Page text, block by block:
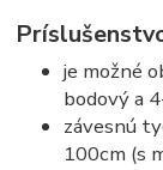
je možné
bodový a
závesnú
100cm (s